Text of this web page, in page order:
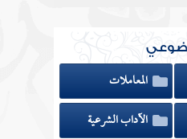
المعاملات
الآداب الشرعية